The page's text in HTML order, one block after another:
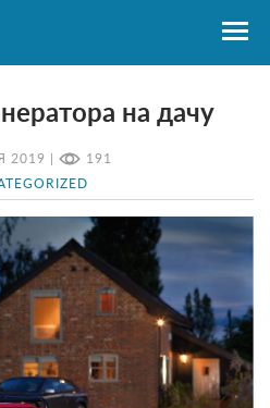
2019 | 191
на дачу